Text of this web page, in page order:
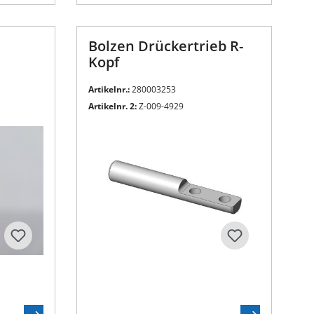
Bolzen Drückertrieb R-
Kopf
Artikelnr.:280003253
Artikelnr. 2:Z-009-4929